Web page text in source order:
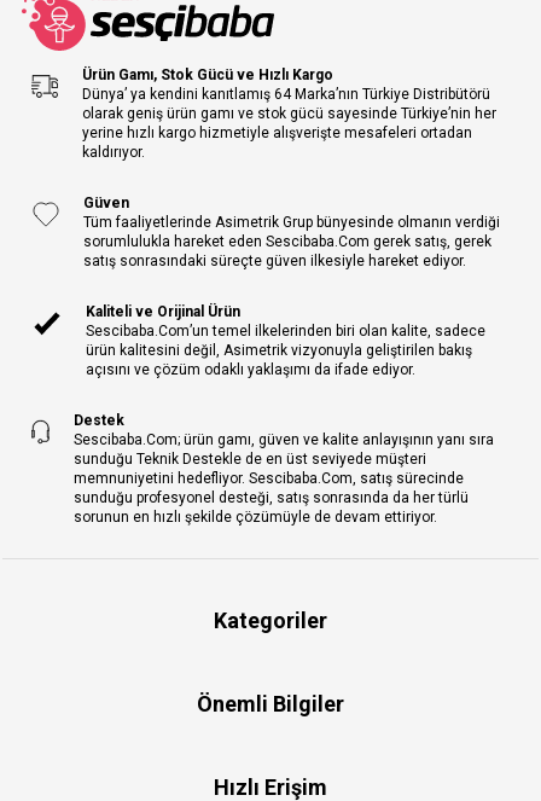
Ürün Gamı, Stok Gücü ve Hızlı Kargo
Dünya’ ya kendini kanıtlamış 64 Marka’nın Türkiye Distribütörü
olarak geniş ürün gamı ve stok gücü sayesinde Türkiye’nin her
yerine hızlı kargo hizmetiyle alışverişte mesafeleri ortadan
kaldırıyor.
Güven
Tüm faaliyetlerinde Asimetrik Grup bünyesinde olmanın verdiği
sorumlulukla hareket eden Sescibaba.Com gerek satış, gerek
satış sonrasındaki süreçte güven ilkesiyle hareket ediyor.
Kaliteli ve Orijinal Ürün
Sescibaba.Com’un temel ilkelerinden biri olan kalite, sadece
ürün kalitesini değil, Asimetrik vizyonuyla geliştirilen bakış
açısını ve çözüm odaklı yaklaşımı da ifade ediyor.
Destek
Sescibaba.Com; ürün gamı, güven ve kalite anlayışının yanı sıra
sunduğu Teknik Destekle de en üst seviyede müşteri
memnuniyetini hedefliyor. Sescibaba.Com, satış sürecinde
sunduğu profesyonel desteği, satış sonrasında da her türlü
sorunun en hızlı şekilde çözümüyle de devam ettiriyor.
Kategoriler
Önemli Bilgiler
Hızlı Erişim